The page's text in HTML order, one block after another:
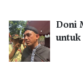
Doni
untuk